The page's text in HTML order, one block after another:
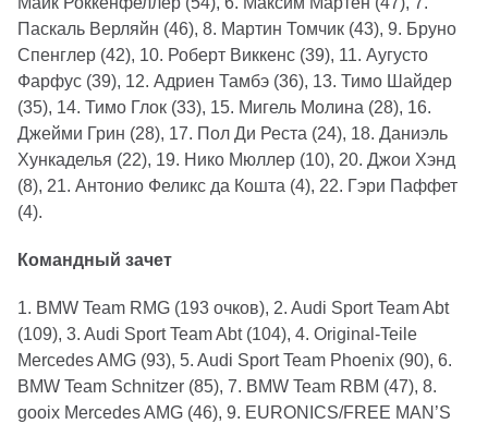
Паскаль Верляйн (46), 8. Мартин Томчик (43), 9. Бруно
Спенглер (42), 10. Роберт Виккенс (39), 11. Аугусто
Фарфус (39), 12. Адриен Тамбэ (36), 13. Тимо Шайдер
(35), 14. Тимо Глок (33), 15. Мигель Молина (28), 16.
Джейми Грин (28), 17. Пол Ди Реста (24), 18. Даниэль
Хункаделья (22), 19. Нико Мюллер (10), 20. Джои Хэнд
(8), 21. Антонио Феликс да Кошта (4), 22. Гэри Паффет
(4).
Командный зачет
1. BMW Team RMG (193 очков), 2. Audi Sport Team Abt
(109), 3. Audi Sport Team Abt (104), 4. Original-Teile
Mercedes AMG (93), 5. Audi Sport Team Phoenix (90), 6.
BMW Team Schnitzer (85), 7. BMW Team RBM (47), 8.
gooix Mercedes AMG (46), 9. EURONICS/FREE MAN’S